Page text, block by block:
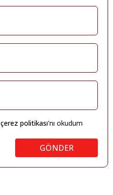
çerez politikası'nı okudum
GÖNDER